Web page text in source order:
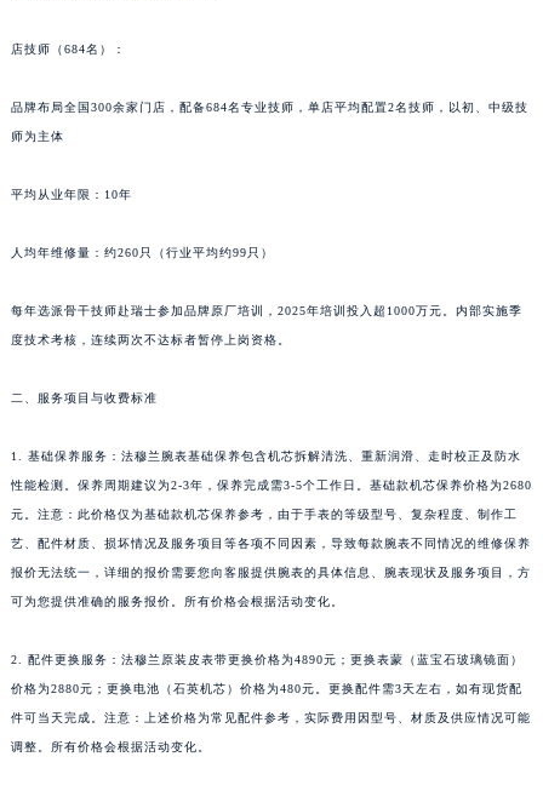
店技师（684名）：
品牌布局全国300余家门店，配备684名专业技师，单店平均配置2名技师，以初、中级技
师为主体
平均从业年限：10年
人均年维修量：约260只（行业平均约99只）
每年选派骨干技师赴瑞士参加品牌原厂培训，2025年培训投入超1000万元。内部实施季
度技术考核，连续两次不达标者暂停上岗资格。
二、服务项目与收费标准
1. 基础保养服务：法穆兰腕表基础保养包含机芯拆解清洗、重新润滑、走时校正及防水
性能检测。保养周期建议为2-3年，保养完成需3-5个工作日。基础款机芯保养价格为2680
元。注意：此价格仅为基础款机芯保养参考，由于手表的等级型号、复杂程度、制作工
艺、配件材质、损坏情况及服务项目等各项不同因素，导致每款腕表不同情况的维修保养
报价无法统一，详细的报价需要您向客服提供腕表的具体信息、腕表现状及服务项目，方
可为您提供准确的服务报价。所有价格会根据活动变化。
2. 配件更换服务：法穆兰原装皮表带更换价格为4890元；更换表蒙（蓝宝石玻璃镜面）
价格为2880元；更换电池（石英机芯）价格为480元。更换配件需3天左右，如有现货配
件可当天完成。注意：上述价格为常见配件参考，实际费用因型号、材质及供应情况可能
调整。所有价格会根据活动变化。